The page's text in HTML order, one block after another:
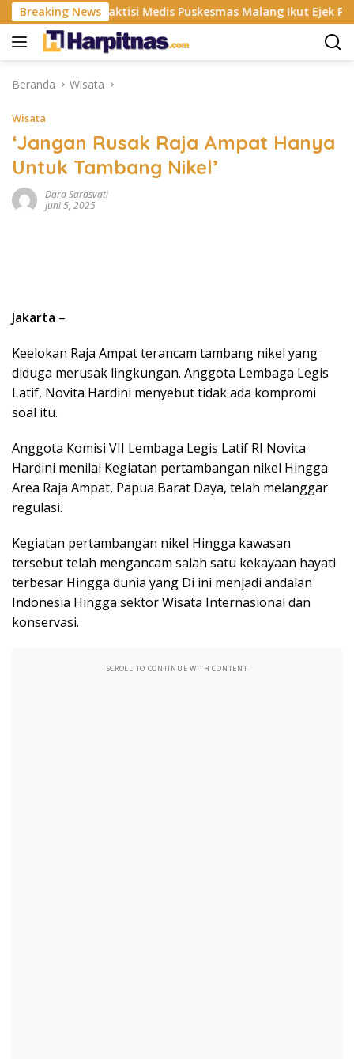
Langsung
ke
konten
Breaking News
Praktisi Medis Puskesmas Malang Ikut Ejek Pasien
Beranda Wisata
Wisata
‘Jangan Rusak Raja Ampat Hanya
Untuk Tambang Nikel’
Dara Sarasvati
Juni 5, 2025
Jakarta –
Keelokan Raja Ampat terancam tambang nikel yang
diduga merusak lingkungan. Anggota Lembaga Legis
Latif, Novita Hardini menyebut tidak ada kompromi
soal itu.
Anggota Komisi VII Lembaga Legis Latif RI Novita
Hardini menilai Kegiatan pertambangan nikel Hingga
Area Raja Ampat, Papua Barat Daya, telah melanggar
regulasi.
Kegiatan pertambangan nikel Hingga kawasan
tersebut telah mengancam salah satu kekayaan hayati
terbesar Hingga dunia yang Di ini menjadi andalan
Indonesia Hingga sektor Wisata Internasional dan
konservasi.
SCROLL TO CONTINUE WITH CONTENT